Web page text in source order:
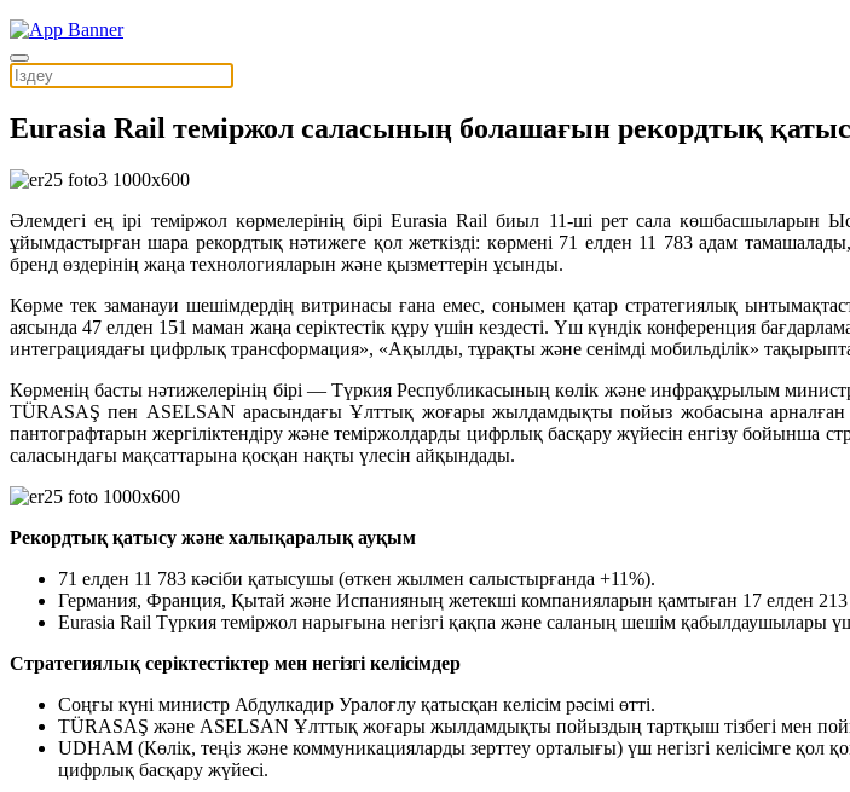
Eurasia Rail теміржол саласының болашағын рекордтық
Әлемдегі ең ірі теміржол көрмелерінің бірі Eurasia Rail биыл 11-ші рет сала
ұйымдастырған шара рекордтық нәтижеге қол жеткізді: көрмені 71 елден 11 783 адам
бренд өздерінің жаңа технологияларын және қызметтерін ұсынды.
Көрме тек заманауи шешімдердің витринасы ғана емес, сонымен қатар стратегиялық
аясында 47 елден 151 маман жаңа серіктестік құру үшін кездесті. Үш күндік конференция
интеграциядағы цифрлық трансформация», «Ақылды, тұрақты және сенімді мобильділік»
Көрменің басты нәтижелерінің бірі — Түркия Республикасының көлік және инфрақұрылым
TÜRASAŞ пен ASELSAN арасындағы Ұлттық жоғары жылдамдықты пойыз жобасына
пантографтарын жергіліктендіру және теміржолдарды цифрлық басқару жүйесін енгізу бойынша
саласындағы мақсаттарына қосқан нақты үлесін айқындады.
Рекордтық қатысу және халықаралық ауқым
71 елден 11 783 кәсіби қатысушы (өткен жылмен салыстырғанда +11%).
Германия, Франция, Қытай және Испанияның жетекші компанияларын қамтыған 17 елден 213
Eurasia Rail Түркия теміржол нарығына негізгі қақпа және саланың шешім қабылдаушылары
Стратегиялық серіктестіктер мен негізгі келісімдер
Соңғы күні министр Абдулкадир Уралоғлу қатысқан келісім рәсімі өтті.
TÜRASAŞ және ASELSAN Ұлттық жоғары жылдамдықты пойыздың тартқыш тізбегі мен
UDHAM (Көлік, теңіз және коммуникацияларды зерттеу орталығы) үш негізгі келісімге
цифрлық басқару жүйесі.